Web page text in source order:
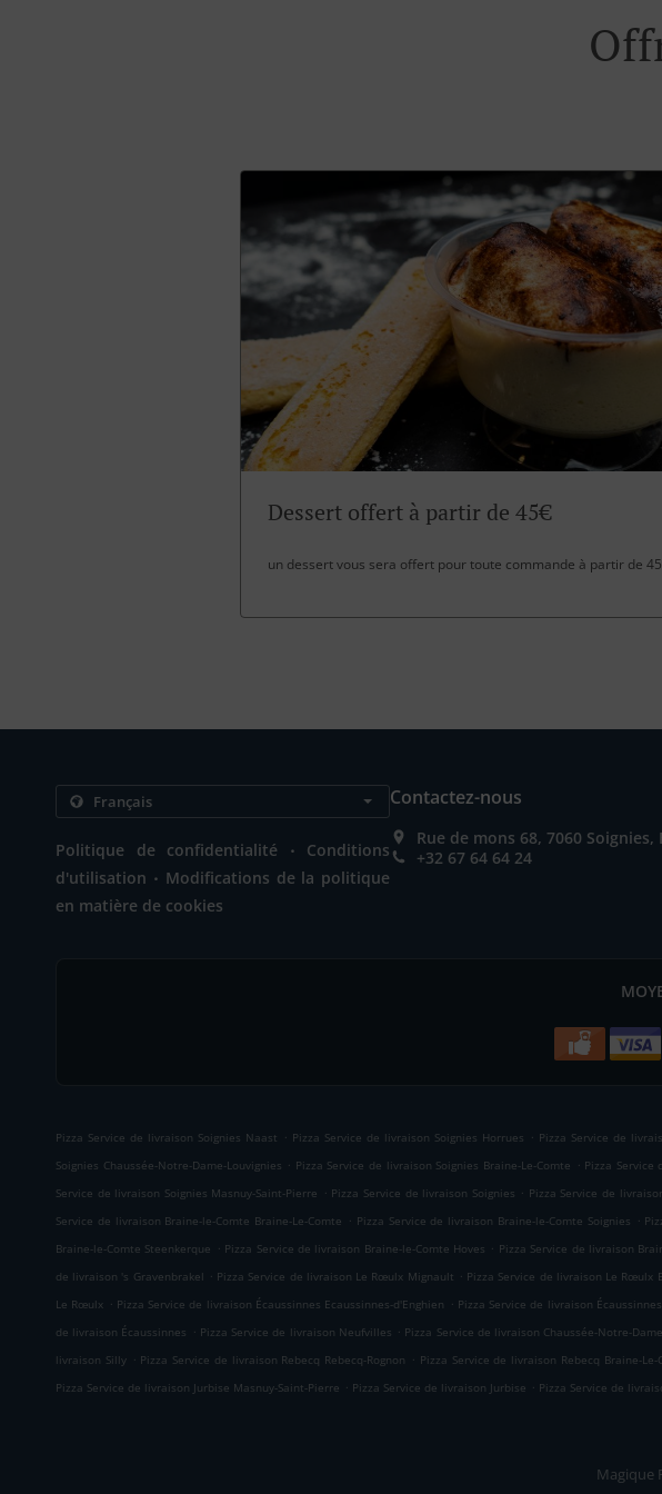
Dessert offert à partir de 45€
un dessert vous sera offert pour toute commande à partir de
Politique de confidentialité .
Conditions
d'utilisation . Modifications de la politique
en matière de cookies
Contactez-nous
Rue de mons 68, 7060 Soignies,
+32 67 64 64 24
Pizza Service de livraison Soignies Naast . Pizza Service de livraison Soignies Horrues . Pizza Service de
Soignies Chaussée-Notre-Dame-Louvignies . Pizza Service de livraison Soignies Braine-Le-Comte . Pizza Service
Service de livraison Soignies Masnuy-Saint-Pierre . Pizza Service de livraison Soignies . Pizza Service de
Service de livraison Braine-le-Comte Braine-Le-Comte . Pizza Service de livraison Braine-le-Comte Soignies .
Braine-le-Comte Steenkerque . Pizza Service de livraison Braine-le-Comte Hoves . Pizza Service de livraison
de livraison 's Gravenbrakel . Pizza Service de livraison Le Rœulx Mignault . Pizza Service de livraison Le Rœulx
Le Rœulx . Pizza Service de livraison Écaussinnes Ecaussinnes-d'Enghien . Pizza Service de livraison
de livraison Écaussinnes . Pizza Service de livraison Neufvilles . Pizza Service de livraison Chaussée-Notre-
livraison Silly . Pizza Service de livraison Rebecq Rebecq-Rognon . Pizza Service de livraison Rebecq Braine-Le-
Pizza Service de livraison Jurbise Masnuy-Saint-Pierre . Pizza Service de livraison Jurbise . Pizza Service de
Magique